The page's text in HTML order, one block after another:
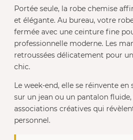
Portée seule, la robe chemise
et élégante. Au bureau, votre
fermée avec une ceinture fine
professionnelle moderne. Les
retroussées délicatement pour
chic.
Le week-end, elle se réinvente
sur un jean ou un pantalon
associations créatives qui
personnel.